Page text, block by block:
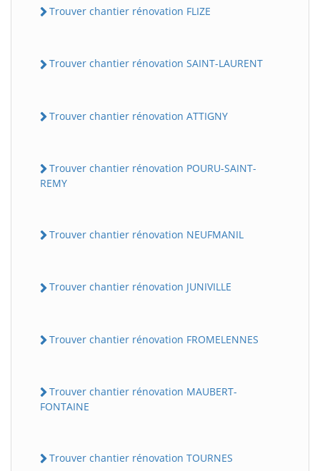
Trouver chantier rénovation FLIZE
Trouver chantier rénovation SAINT-LAURENT
Trouver chantier rénovation ATTIGNY
Trouver chantier rénovation POURU-SAINT-
REMY
Trouver chantier rénovation NEUFMANIL
Trouver chantier rénovation JUNIVILLE
Trouver chantier rénovation FROMELENNES
Trouver chantier rénovation MAUBERT-
FONTAINE
Trouver chantier rénovation TOURNES